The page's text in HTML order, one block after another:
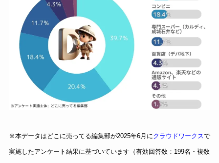
※本データはどこに売ってる編集部が2025年6月にクラウドワークスで
実施したアンケート結果に基づいています（有効回答数：199名・複数